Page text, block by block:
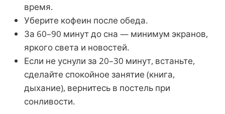
время.
Уберите кофеин после обеда.
За 60–90 минут до сна — минимум экранов,
яркого света и новостей.
Если не уснули за 20–30 минут, встаньте,
сделайте спокойное занятие (книга,
дыхание), вернитесь в постель при
сонливости.